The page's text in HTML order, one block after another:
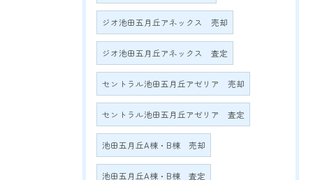
ジオ池田五月丘アネックス 売却
ジオ池田五月丘アネックス 査定
セントラル池田五月丘アゼリア 売却
セントラル池田五月丘アゼリア 査定
池田五月丘A棟・B棟 売却
池田五月丘A棟・B棟 査定